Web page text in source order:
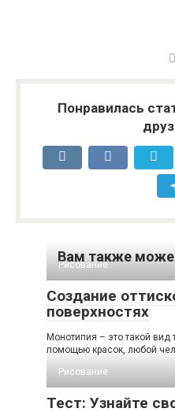
Понравилась
Вам также
Рисование
Создание
поверхностях
Монотипия – это такой вид
помощью красок, любой
Рисование
Тест: Узнайте